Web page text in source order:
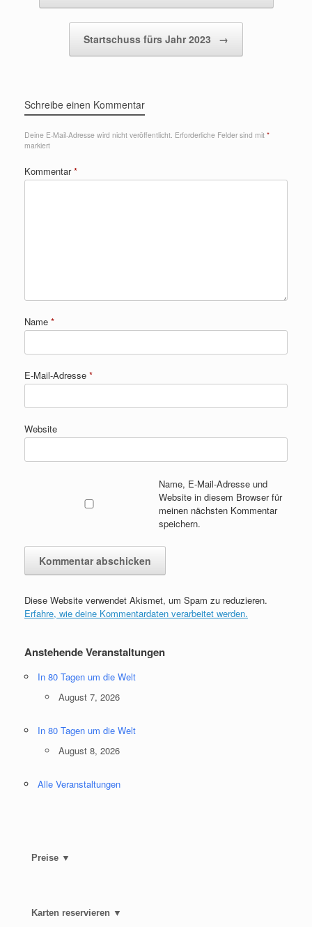
Startschuss fürs Jahr 2023 →
Schreibe einen Kommentar
Deine E-Mail-Adresse wird nicht veröffentlicht. Erforderliche Felder sind mit *
markiert
Kommentar*
Name *
E-Mail-Adresse *
Website
Name, E-Mail-Adresse und
Website in diesem Browser für
meinen nächsten Kommentar
speichern.
Diese Website verwendet Akismet, um Spam zu reduzieren.
Erfahre, wie deine Kommentardaten verarbeitet werden.
Anstehende Veranstaltungen
In 80 Tagen um die Welt
August 7, 2026
In 80 Tagen um die Welt
August 8, 2026
Alle Veranstaltungen
Preise ▼
Karten reservieren ▼